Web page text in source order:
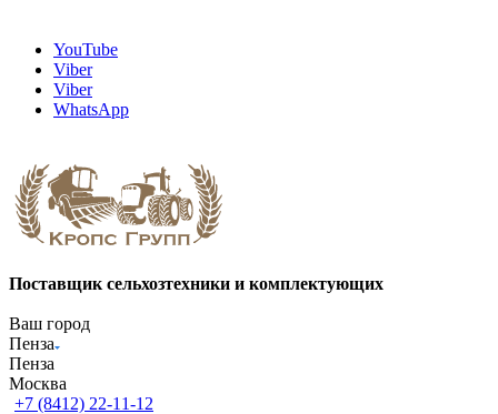
YouTube
Viber
Viber
WhatsApp
Поставщик сельхозтехники и комплектующих
Ваш город
Пенза
Пенза
Москва
+7 (8412) 22-11-12